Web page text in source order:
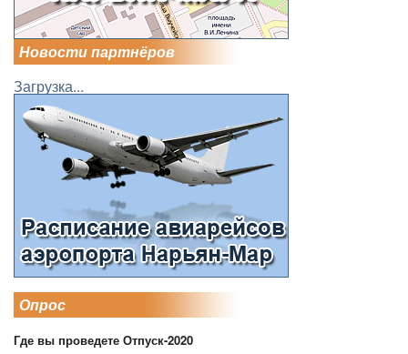
Новости партнёров
Загрузка...
Опрос
Где вы проведете Отпуск-2020